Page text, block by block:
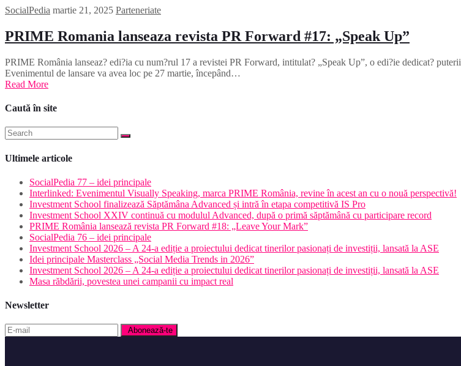
SocialPedia martie 21, 2025 Parteneriate
PRIME Romania lanseaza revista PR Forward #17: „Speak Up”
PRIME România lanseaz? edi?ia cu num?rul 17 a revistei PR Forward, intitulat? „Speak Up”, o edi?ie dedicat?
Evenimentul de lansare va avea loc pe 27 martie, începând…
Read More
Caută în site
Ultimele articole
SocialPedia 77 – idei principale
Interlinked: Evenimentul Visually Speaking, marca PRIME România, revine în acest an cu o nouă perspectivă!
Investment School finalizează Săptămâna Advanced și intră în etapa competitivă IS Pro
Investment School XXIV continuă cu modulul Advanced, după o primă săptămână cu participare record
PRIME România lansează revista PR Forward #18: „Leave Your Mark”
SocialPedia 76 – idei principale
Investment School 2026 – A 24-a ediție a proiectului dedicat tinerilor pasionați de investiții, lansată la ASE
Idei principale Masterclass „Social Media Trends in 2026”
Investment School 2026 – A 24-a ediție a proiectului dedicat tinerilor pasionați de investiții, lansată la ASE
Masa răbdării, povestea unei campanii cu impact real
Newsletter